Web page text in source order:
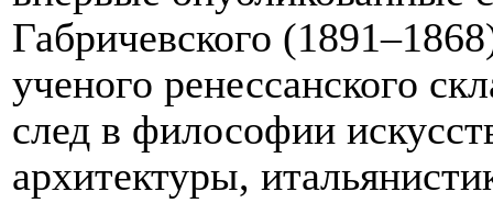
Габричевского
ученого ренессанского
след в философии
архитектуры,